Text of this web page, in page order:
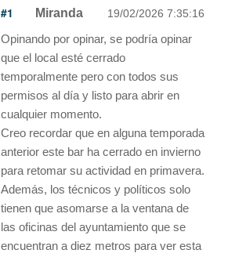
#1 Miranda 19/02/2026 7:35:16
Opinando por opinar, se podría opinar
que el local esté cerrado
temporalmente pero con todos sus
permisos al día y listo para abrir en
cualquier momento.
Creo recordar que en alguna temporada
anterior este bar ha cerrado en invierno
para retomar su actividad en primavera.
Además, los técnicos y políticos solo
tienen que asomarse a la ventana de
las oficinas del ayuntamiento que se
encuentran a diez metros para ver esta